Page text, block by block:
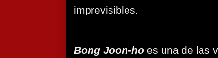
imprevisibles.
Bong Joon-ho es una de las